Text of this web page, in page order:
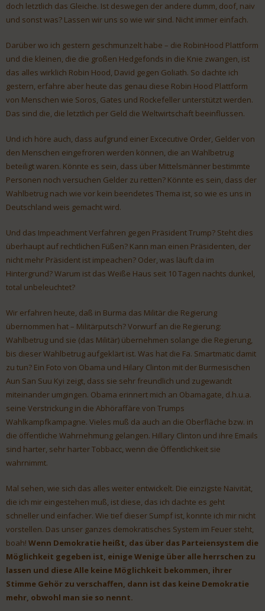
doch letztlich das Gleiche. Ist deswegen der andere dumm, doof, naiv
und sonst was? Lassen wir uns so wie wir sind. Nicht immer einfach.
Darüber wo ich gestern geschmunzelt habe – die RobinHood Plattform
und die kleinen, die die großen Hedgefonds in die Knie zwangen, ist
das alles wirklich Robin Hood, David gegen Goliath. So dachte ich
gestern, erfahre aber heute das genau diese Robin Hood Plattform
von Menschen wie Soros, Gates und Rockefeller unterstützt werden.
Das sind die, die letztlich per Geld die Weltwirtschaft beeinflussen.
Und ich höre auch, dass aufgrund einer Excecutive Order, Gelder von
den Menschen eingefroren werden können, die an Wahlbetrug
beteiligt waren. Könnte es sein, dass über Mittelsmänner bestimmte
Personen noch versuchen Gelder zu retten? Könnte es sein, dass der
Wahlbetrug nach wie vor kein beendetes Thema ist, so wie es uns in
Deutschland weis gemacht wird.
Und das Impeachment Verfahren gegen Präsident Trump? Steht dies
überhaupt auf rechtlichen Füßen? Kann man einen Präsidenten, der
nicht mehr Präsident ist impeachen? Oder, was läuft da im
Hintergrund? Warum ist das Weiße Haus seit 10 Tagen nachts dunkel,
total unbeleuchtet?
Wir erfahren heute, daß in Burma das Militär die Regierung
übernommen hat – Militärputsch? Vorwurf an die Regierung:
Wahlbetrug und sie (das Militär) übernehmen solange die Regierung,
bis dieser Wahlbetrug aufgeklärt ist. Was hat die Fa. Smartmatic damit
zu tun? Ein Foto von Obama und Hilary Clinton mit der Burmesischen
Aun San Suu Kyi zeigt, dass sie sehr freundlich und zugewandt
miteinander umgingen. Obama erinnert mich an Obamagate, d.h.u.a.
seine Verstrickung in die Abhöraffäre von Trumps
Wahlkampfkampagne. Vieles muß da auch an die Oberfläche bzw. in
die öffentliche Wahrnehmung gelangen. Hillary Clinton und ihre Emails
sind harter, sehr harter Tobbacc, wenn die Öffentlichkeit sie
wahrnimmt.
Mal sehen, wie sich das alles weiter entwickelt. Die einzigste Naivität,
die ich mir eingestehen muß, ist diese, das ich dachte es geht
schneller und einfacher. Wie tief dieser Sumpf ist, konnte ich mir nicht
vorstellen. Das unser ganzes demokratisches System im Feuer steht,
boah! Wenn Demokratie heißt, das über das Parteiensystem die
Möglichkeit gegeben ist, einige Wenige über alle herrschen zu
lassen und diese Alle keine Möglichkeit bekommen, ihrer
Stimme Gehör zu verschaffen, dann ist das keine Demokratie
mehr, obwohl man sie so nennt.